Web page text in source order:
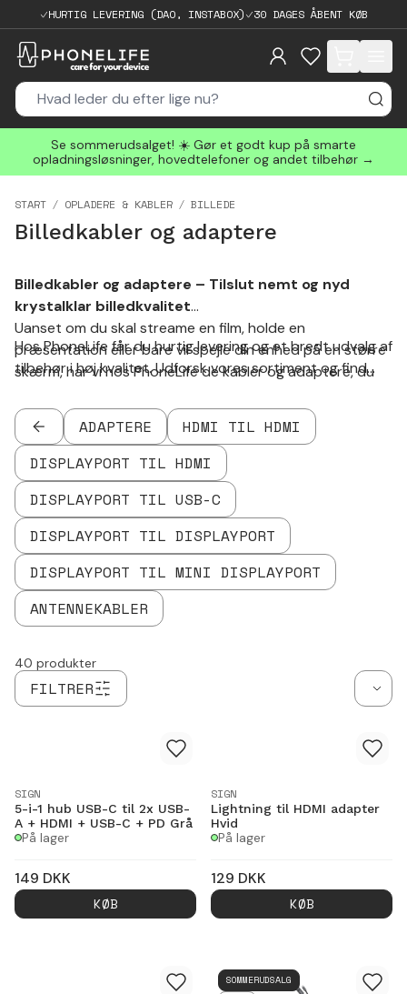
HURTIG LEVERING (DAO, INSTABOX) 30 DAGES ÅBENT KØB
items in cart,
Se sommerudsalget! ☀️ Gør et godt kup på smarte
opladningsløsninger, hovedtelefoner og andet tilbehør →
START OPLADERE & KABLER BILLEDE
Billedkabler og adaptere
Billedkabler og adaptere – Tilslut nemt og nyd
krystalklar billedkvalitet
Uanset om du skal streame en film, holde en
præsentation eller bare vil spejle din enhed på en større
skærm, har vi hos PhoneLife de kabler og adaptere, du
som HDMI, DisplayPort og USB-C, eller praktiske
adaptere, der gør det nemt at forbinde dine enheder
uden besvær. Uanset om det drejer sig om at forbinde
din mobil til TV'et, din computer til en projektor eller din
tablet til en ekstern skærm, har vi løsningen.
Hos PhoneLife får du hurtig levering og et bredt udvalg af
tilbehør i høj kvalitet. Udforsk vores sortiment og find
gode priser og med pålidelig kundeservice!
TILBAGEADAPTERE
HDMI TIL HDMI
DISPLAYPORT TIL HDMI
DISPLAYPORT TIL USB-C
DISPLAYPORT TIL DISPLAYPORT
DISPLAYPORT TIL MINI DISPLAYPORT
ANTENNEKABLER
FILTRER
40 produkter
SIGN
5-i-1 hub USB-C til 2x USB-
A + HDMI + USB-C + PD Grå
På lager
149 DKK
KØB
SIGN
Lightning til HDMI adapter
Hvid
På lager
129 DKK
KØB
SOMMERUDSALG